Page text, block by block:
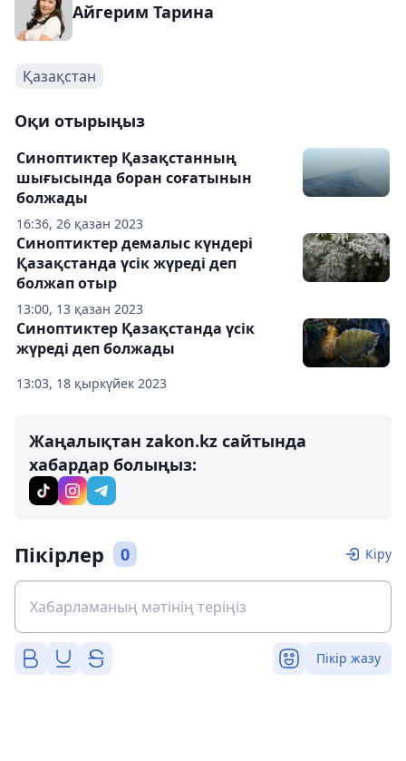
Айгерим Тарина
Қазақстан
Оқи отырыңыз
16:36, 26 қазан 2023
Синоптиктер Қазақстанның
шығысында боран соғатынын
болжады
13:00, 13 қазан 2023
Синоптиктер демалыс күндері
Қазақстанда үсік жүреді деп
болжап отыр
13:03, 18 қыркүйек 2023
Синоптиктер Қазақстанда үсік
жүреді деп болжады
Жаңалықтан zakon.kz сайтында
хабардар болыңыз:
Пікірлер 0 Кіру
Пікір жазу